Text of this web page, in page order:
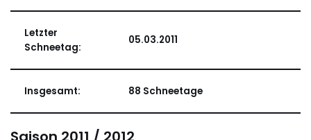
Letzter
Schneetag:
05.03.2011
Insgesamt: 88 Schneetage